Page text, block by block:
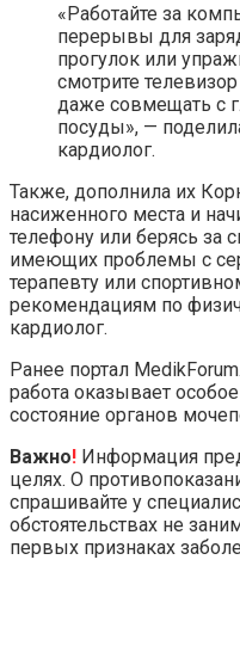
«Работайте за
перерывы для
прогулок или
смотрите
даже совмещать с
посуды», —
кардиолог.
Также, дополнила их
насиженного места и
телефону или берясь за
имеющих проблемы с
терапевту или
рекомендациям по
кардиолог.
Ранее портал
работа оказывает
состояние органов
Важно! Информация
целях. О
спрашивайте у
обстоятельствах не
первых признаках